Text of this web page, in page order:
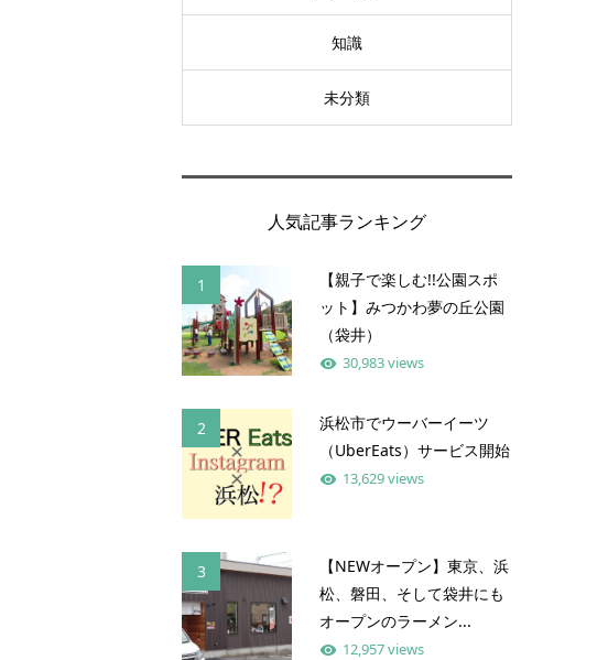
知識
未分類
人気記事ランキング
1
【親子で楽しむ!!公園スポ
ット】みつかわ夢の丘公園
（袋井）
30,983 views
2
浜松市でウーバーイーツ
（UberEats）サービス開始
13,629 views
3
【NEWオープン】東京、浜
松、磐田、そして袋井にも
オープンのラーメン...
12,957 views